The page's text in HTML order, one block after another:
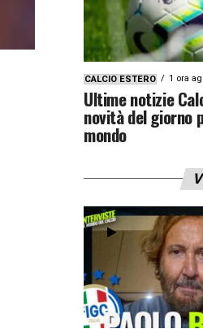
CALCIO ESTERO 1 ora
Ultime notizie
novità del giorno
mondo